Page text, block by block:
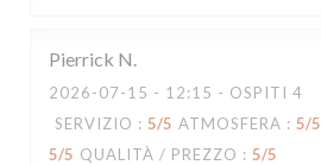
Pierrick N
2026-07-15 - 12:15 - OSPITI 4
SERVIZIO : 5/5 ATMOSFERA : 5/5
5/5 QUALITÀ / PREZZO : 5/5